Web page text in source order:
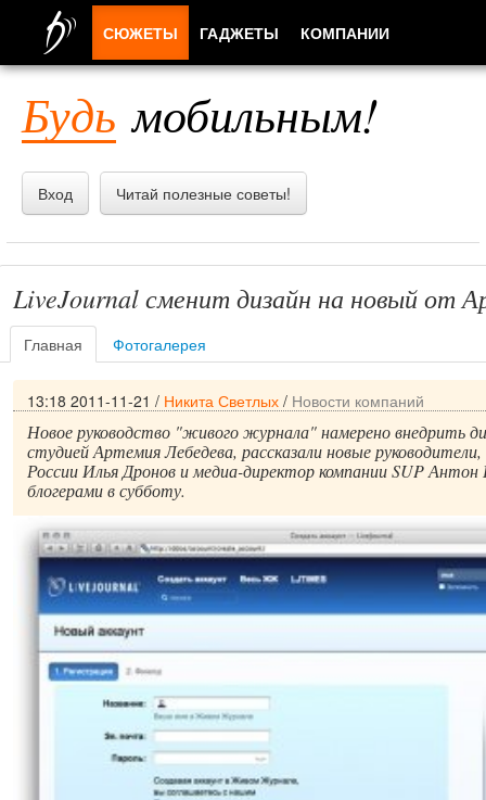
Будь мобильным!
Вход Читай полезные советы!
LiveJournal сменит дизайн на новый от
Главная Фотогалерея
13:18 2011-11-21 / Никита Светлых / Новости компаний
Новое руководство "живого журнала" намерено внедрить
студией Артемия Лебедева, рассказали новые
России Илья Дронов и медиа-директор компании SUP Антон
блогерами в субботу.
СЮЖЕТЫ ГАДЖЕТЫ КОМПАНИИ
ПРИЛОЖЕНИЯ